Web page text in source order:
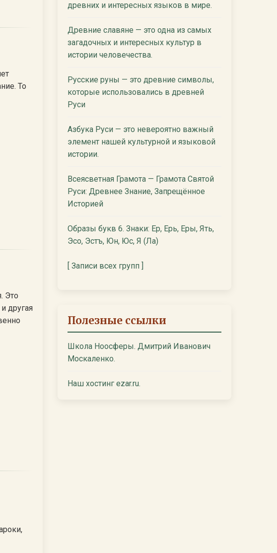
То
Это
другая
древних и интересных языков в мире.
Древние славяне — это одна из самых
загадочных и интересных культур в
истории человечества.
Русские руны — это древние символы,
которые использовались в древней
Руси
Азбука Руси — это невероятно важный
элемент нашей культурной и языковой
истории.
Всеясветная Грамота — Грамота Святой
Руси: Древнее Знание, Запрещённое
Историей
Образы букв 6. Знаки: Ер, Ерь, Еры, Ять,
Эсо, Эстъ, Юн, Юс, Я (Ла)
[ Записи всех групп ]
Полезные ссылки
Школа Ноосферы. Дмитрий Иванович
Москаленко.
Наш хостинг ezar.ru.